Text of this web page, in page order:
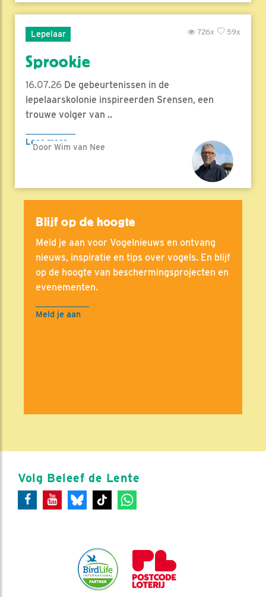
Lepelaar 59x
726x
Sprookje
16.07.26 De gebeurtenissen in de
lepelaarskolonie inspireerden Srensen, een
trouwe volger van ..
Lees meer
Door Wim van Nee
Blijf op de hoogte
Meld je aan voor Vogelnieuws en ontvang
nieuws, inspiratie en tips over vogels. En blijf
op de hoogte van beschermingsprojecten en
evenementen.
Meld je aan
Volg Beleef de Lente